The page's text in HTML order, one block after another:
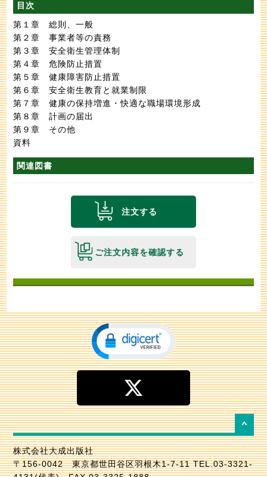
目次
第１章 総則、一般
第２章 事業者等の責務
第３章 安全衛生管理体制
第４章 危険防止措置
第５章 健康障害防止措置
第６章 安全衛生教育と就業制限
第７章 健康の保持増進・快適な職場環境形成
第８章 計画の届出
第９章 その他
資料
関連図書
注文する
ご注文内容を確認する
株式会社大成出版社
〒156-0042 東京都世田谷区羽根木1-7-11 TEL.03-3321-